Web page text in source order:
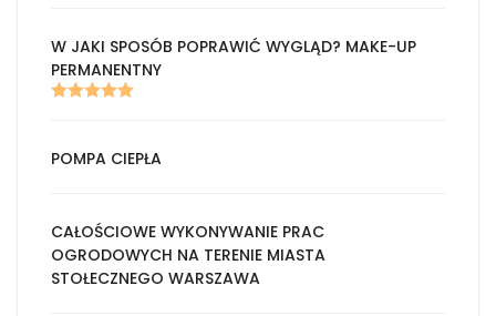
W JAKI SPOSÓB POPRAWIĆ WYGLĄD? MAKE-UP
PERMANENTNY
POMPA CIEPŁA
CAŁOŚCIOWE WYKONYWANIE PRAC
OGRODOWYCH NA TERENIE MIASTA
STOŁECZNEGO WARSZAWA